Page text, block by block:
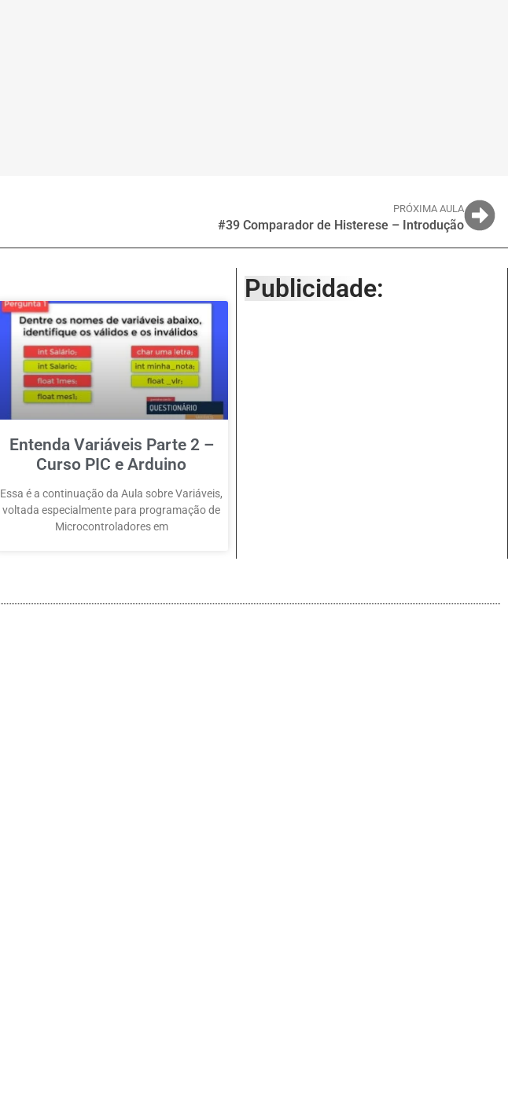
PRÓXIMA AULA
#39 Comparador de Histerese – Introdução
Entenda Variáveis Parte 2 –
Curso PIC e Arduino
Essa é a continuação da Aula sobre Variáveis,
voltada especialmente para programação de
Microcontroladores em
Publicidade: